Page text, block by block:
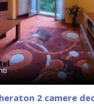
2 camere